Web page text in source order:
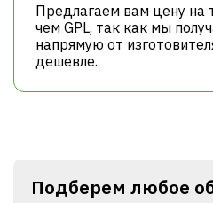
Предлагаем вам цену на
чем GPL, так как мы
напрямую от
дешевле.
Подберем любое